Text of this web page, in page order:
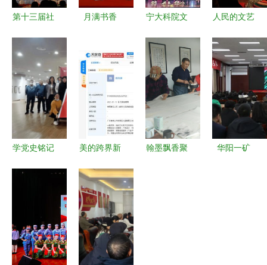
第十三届社
节圆满收官
以文化为
媒，共绘青
春画卷
月满书香
的中秋文化
盛宴
宁大科院文
用艺术点亮
乡村，温暖
10万观众的
人民的文艺
奏响广东民
间文艺品
牌，讲好广
东故事
学党史铭记
念建党百年
剪纸艺术作
美的跨界新
艺术发展公
司，加码影
视置景与文
化生态
翰墨飘香聚
华阳一矿